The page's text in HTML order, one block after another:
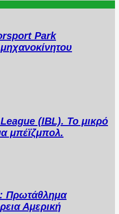
Park
(IBL). Το μικρό
μπέϊζμπολ.
Πρωτάθλημα
Αμερική